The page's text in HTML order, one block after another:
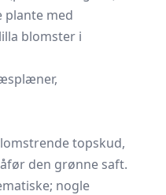
plante med
blomster i
topskud,
den grønne saft.
nogle